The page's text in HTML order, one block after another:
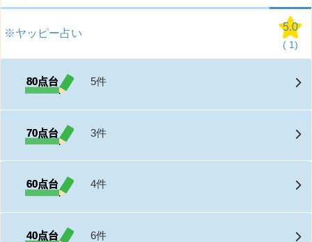
※ヤッピー占い
5.0
( 1)
80点台 5件
70点台 3件
60点台 4件
40点台 6件